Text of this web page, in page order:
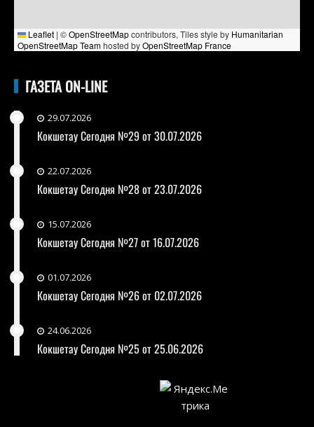
Leaflet | ©OpenStreetMapcontributors, Tiles style by Humanitarian
OpenStreetMap Teamhosted byOpenStreetMap France
ГАЗЕТА ON-LINE
29.07.2026
Кокшетау Сегодня №29 от 30.07.2026
22.07.2026
Кокшетау Сегодня №28 от 23.07.2026
15.07.2026
Кокшетау Сегодня №27 от 16.07.2026
01.07.2026
Кокшетау Сегодня №26 от 02.07.2026
24.06.2026
Кокшетау Сегодня №25 от 25.06.2026